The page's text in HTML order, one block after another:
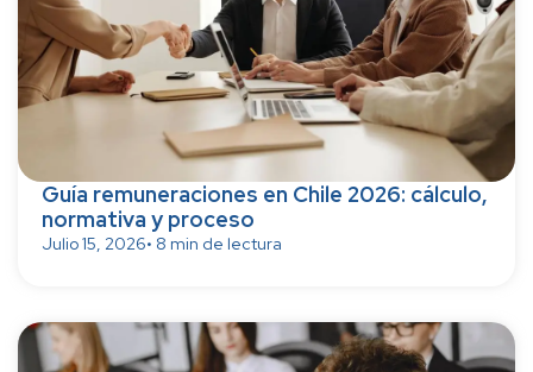
Guía remuneraciones en Chile 2026: cálculo,
normativa y proceso
Julio 15, 2026• 8 min de lectura